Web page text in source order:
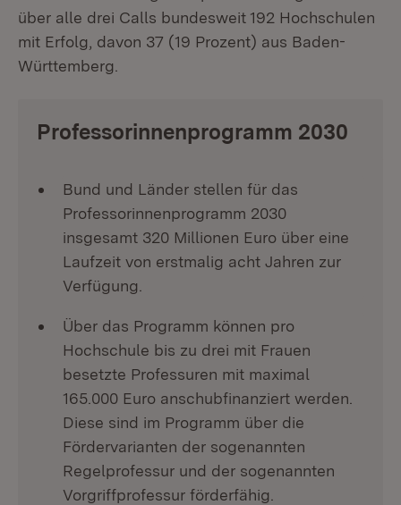
über alle drei Calls bundesweit 192 Hochschulen
mit Erfolg, davon 37 (19 Prozent) aus Baden-
Württemberg.
Professorinnenprogramm 2030
Bund und Länder stellen für das
Professorinnenprogramm 2030
insgesamt 320 Millionen Euro über eine
Laufzeit von erstmalig acht Jahren zur
Verfügung.
Über das Programm können pro
Hochschule bis zu drei mit Frauen
besetzte Professuren mit maximal
165.000 Euro anschubfinanziert werden.
Diese sind im Programm über die
Fördervarianten der sogenannten
Regelprofessur und der sogenannten
Vorgriffprofessur förderfähig.